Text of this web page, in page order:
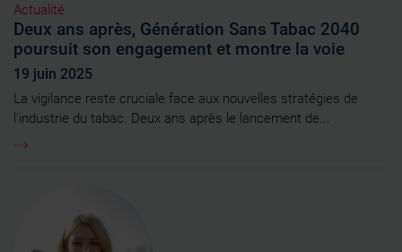
Actualité
Deux ans après, Génération Sans Tabac 2040
poursuit son engagement et montre la voie
19 juin 2025
La vigilance reste cruciale face aux nouvelles stratégies de
l'industrie du tabac. Deux ans après le lancement de...